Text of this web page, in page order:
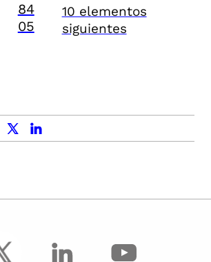
84
05
10 elementos
siguientes
x.com linkedin